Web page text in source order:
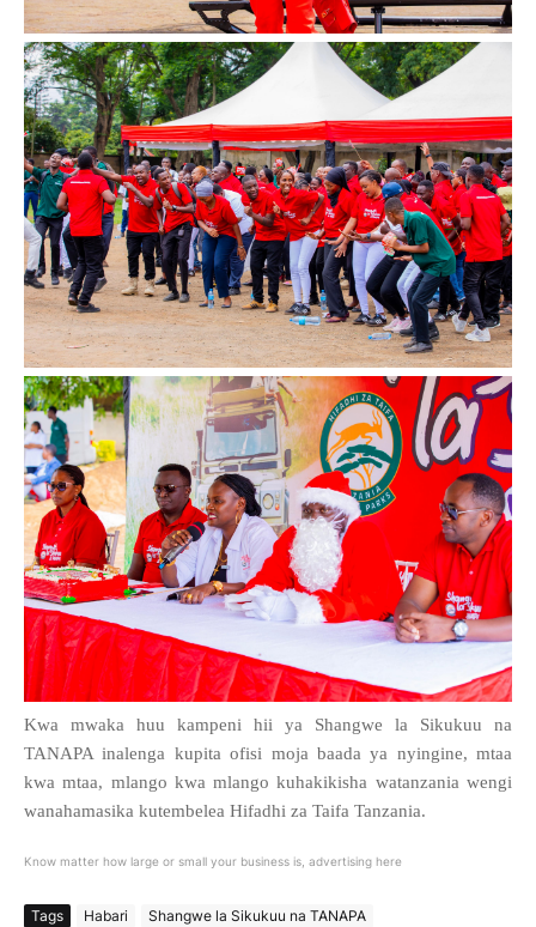
Kwa mwaka huu kampeni hii ya Shangwe la Sikukuu na
TANAPA inalenga kupita ofisi moja baada ya nyingine, mtaa
kwa mtaa, mlango kwa mlango kuhakikisha watanzania wengi
wanahamasika kutembelea Hifadhi za Taifa Tanzania.
Know matter how large or small your business is, advertising here
Tags Habari
Shangwe la Sikukuu na TANAPA